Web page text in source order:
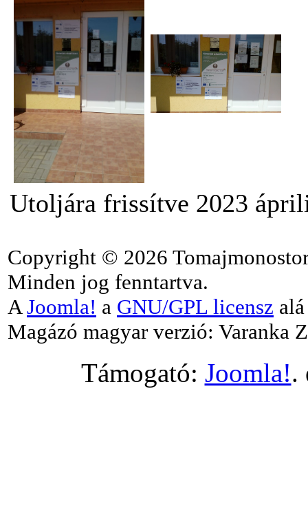
Utoljára frissítve 2023
Copyright © 2026
Minden jog fenntartva.
A Joomla! a GNU/GPL licensz
Magázó magyar verzió: Varanka
Támogató: Joomla!.